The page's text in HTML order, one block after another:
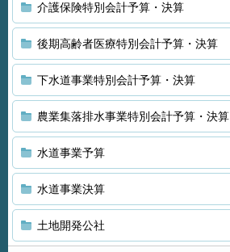
介護保険特別会計予算・決算
後期高齢者医療特別会計予算・決算
下水道事業特別会計予算・決算
農業集落排水事業特別会計予算・決算
水道事業予算
水道事業決算
土地開発公社